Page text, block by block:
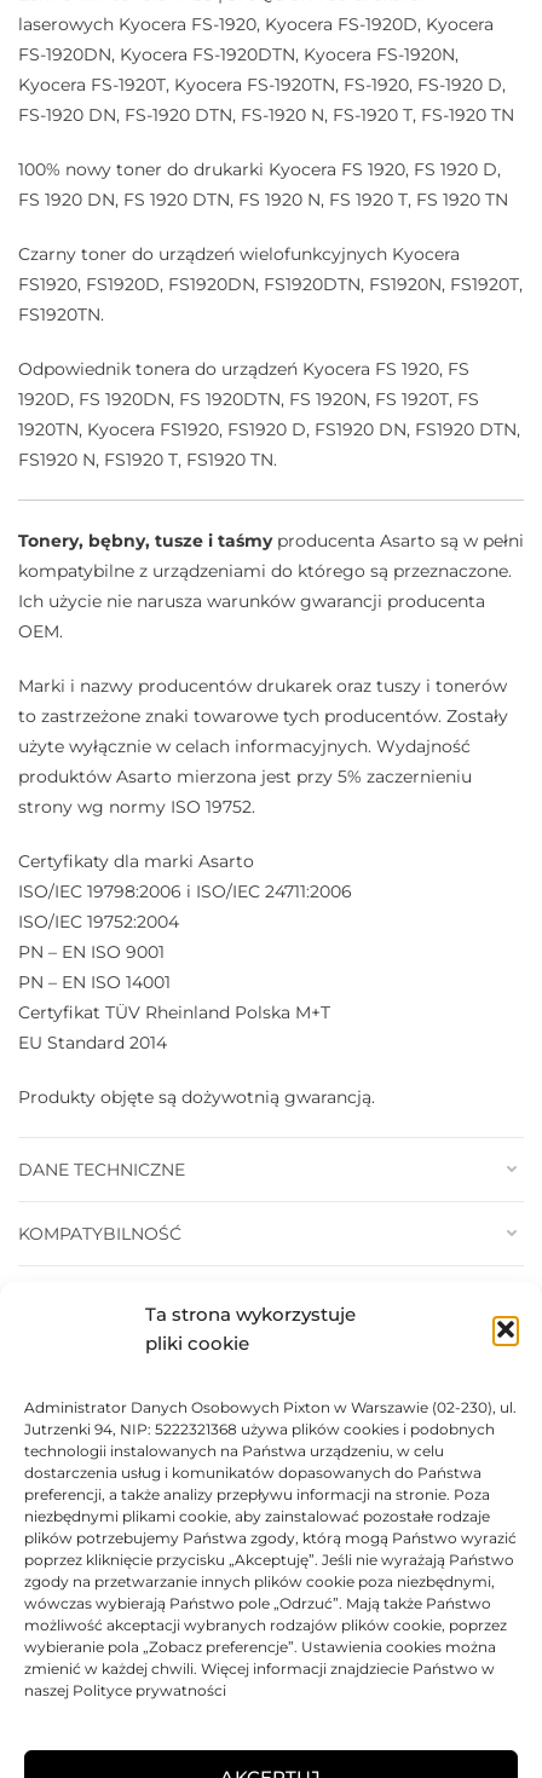
Ta strona wykorzystuje
pliki cookie
Administrator Danych Osobowych Pixton w Warszawie (02-230), ul.
Jutrzenki 94, NIP: 5222321368 używa plików cookies i podobnych
technologii instalowanych na Państwa urządzeniu, w celu
dostarczenia usług i komunikatów dopasowanych do Państwa
preferencji, a także analizy przepływu informacji na stronie. Poza
niezbędnymi plikami cookie, aby zainstalować pozostałe rodzaje
plików potrzebujemy Państwa zgody, którą mogą Państwo wyrazić
poprzez kliknięcie przycisku „Akceptuję”. Jeśli nie wyrażają Państwo
zgody na przetwarzanie innych plików cookie poza niezbędnymi,
wówczas wybierają Państwo pole „Odrzuć”. Mają także Państwo
możliwość akceptacji wybranych rodzajów plików cookie, poprzez
wybieranie pola „Zobacz preferencje”. Ustawienia cookies można
zmienić w każdej chwili. Więcej informacji znajdziecie Państwo w
naszej Polityce prywatności
laserowych Kyocera FS-1920, Kyocera FS-1920D, Kyocera
FS-1920DN, Kyocera FS-1920DTN, Kyocera FS-1920N,
Kyocera FS-1920T, Kyocera FS-1920TN, FS-1920, FS-1920 D,
FS-1920 DN, FS-1920 DTN, FS-1920 N, FS-1920 T, FS-1920 TN
100% nowy toner do drukarki Kyocera FS 1920, FS 1920 D,
FS 1920 DN, FS 1920 DTN, FS 1920 N, FS 1920 T, FS 1920 TN
Czarny toner do urządzeń wielofunkcyjnych Kyocera
FS1920, FS1920D, FS1920DN, FS1920DTN, FS1920N, FS1920T,
FS1920TN.
Odpowiednik tonera do urządzeń Kyocera FS 1920, FS
1920D, FS 1920DN, FS 1920DTN, FS 1920N, FS 1920T, FS
1920TN, Kyocera FS1920, FS1920 D, FS1920 DN, FS1920 DTN,
FS1920 N, FS1920 T, FS1920 TN.
Tonery, bębny, tusze i taśmyproducenta Asarto są w pełni
kompatybilne z urządzeniami do którego są przeznaczone.
Ich użycie nie narusza warunków gwarancji producenta
OEM.
Marki i nazwy producentów drukarek oraz tuszy i tonerów
to zastrzeżone znaki towarowe tych producentów. Zostały
użyte wyłącznie w celach informacyjnych. Wydajność
produktów Asarto mierzona jest przy 5% zaczernieniu
strony wg normy ISO 19752.
Certyfikaty dla marki Asarto
ISO/IEC 19798:2006 i ISO/IEC 24711:2006
ISO/IEC 19752:2004
PN – EN ISO 9001
PN – EN ISO 14001
Certyfikat TÜV Rheinland Polska M+T
EU Standard 2014
Produkty objęte są dożywotnią gwarancją.
DANE TECHNICZNE
KOMPATYBILNOŚĆ
OPINIE (0)
MOŻE SPODOBA SIĘ RÓWNIEŻ…
BRAK
Toner JetWorld zamiennik
155,47zł
BRAK